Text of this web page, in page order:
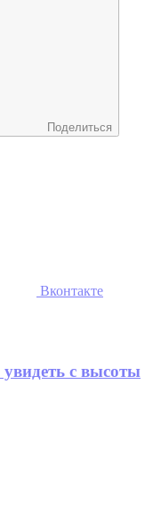
Поделиться
Вконтакте
с высоты